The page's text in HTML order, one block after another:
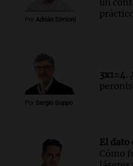
Por Adrián Simioni
un
Por Sergio Suppo
3x1=4.
El dato
Cómo